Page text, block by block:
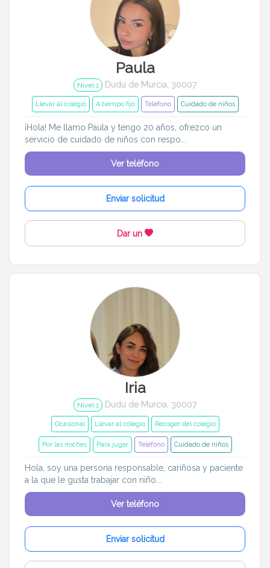
Paula
Nivel 1 Dudú de Murcia, 30007
Llevar al colegio A tiempo fijo Teléfono Cuidado de niños
¡Hola! Me llamo Paula y tengo 20 años, ofrezco un
servicio de cuidado de niños con respo...
Ver teléfono
Enviar solicitud
Dar un
Iria
Nivel 1 Dudú de Murcia, 30007
Ocasional Llevar al colegio Recoger del colegio
Por las noches Para jugar Teléfono Cuidado de niños
Hola, soy una persona responsable, cariñosa y paciente
a la que le gusta trabajar con niño...
Ver teléfono
Enviar solicitud